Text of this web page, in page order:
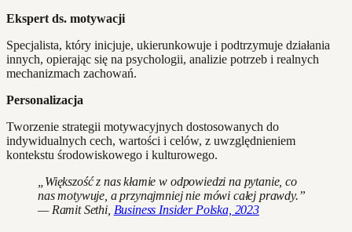
Ekspert ds. motywacji
Specjalista, który inicjuje, ukierunkowuje i podtrzymuje działania
innych, opierając się na psychologii, analizie potrzeb i realnych
mechanizmach zachowań.
Personalizacja
Tworzenie strategii motywacyjnych dostosowanych do
indywidualnych cech, wartości i celów, z uwzględnieniem
kontekstu środowiskowego i kulturowego.
„Większość z nas kłamie w odpowiedzi na pytanie, co
nas motywuje, a przynajmniej nie mówi całej prawdy.”
— Ramit Sethi, Business Insider Polska, 2023